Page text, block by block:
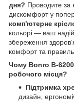
дня? Проводите за
дискомфорт у
комп'ютерне
кольорі — ваш
збереження
комфорт та
Чому Bonro B-
робочого місця?
Підтримка
дизайн,